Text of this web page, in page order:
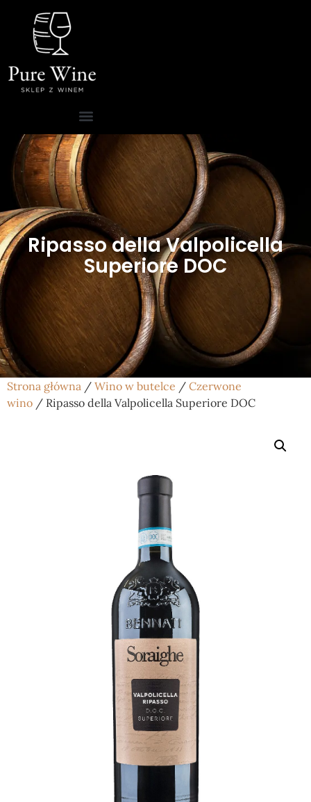
Ripasso della Valpolicella
Superiore DOC
Strona główna / Wino w butelce / Czerwone
wino / Ripasso della Valpolicella Superiore DOC